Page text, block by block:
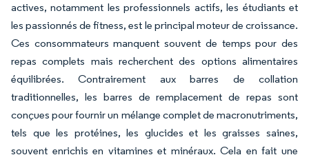
actives, notamment les professionnels actifs, les étudiants et
les passionnés de fitness, est le principal moteur de croissance.
Ces consommateurs manquent souvent de temps pour des
repas complets mais recherchent des options alimentaires
équilibrées. Contrairement aux barres de collation
traditionnelles, les barres de remplacement de repas sont
conçues pour fournir un mélange complet de macronutriments,
tels que les protéines, les glucides et les graisses saines,
souvent enrichis en vitamines et minéraux. Cela en fait une